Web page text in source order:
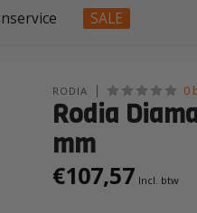
SALE
RODIA 0
Rodia
mm
€107,57 Incl. btw